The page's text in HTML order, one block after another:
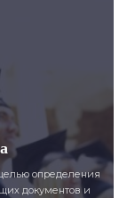
определения
документов и